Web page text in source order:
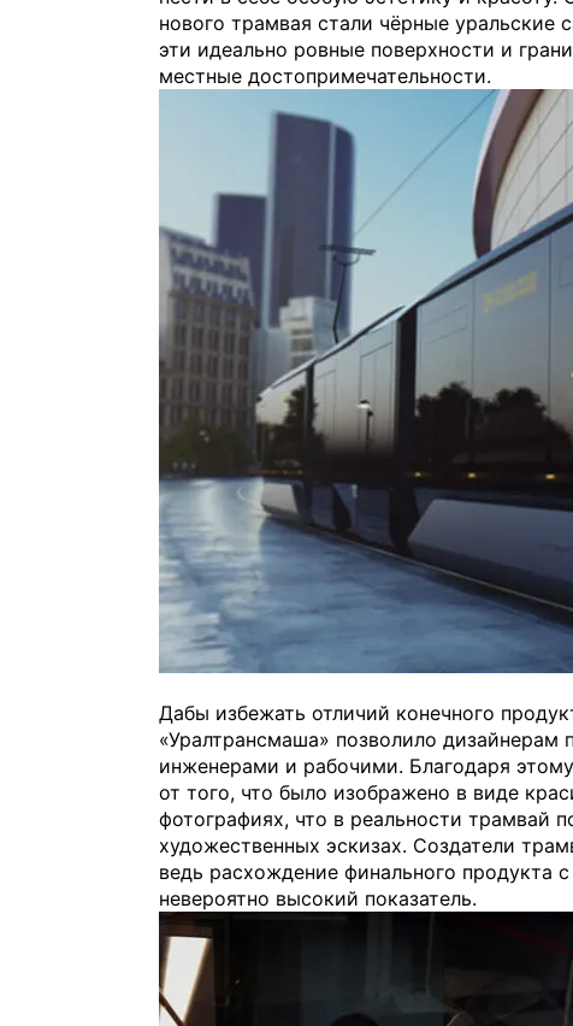
нового трамвая стали чёрные уральские
эти идеально ровные поверхности и
местные достопримечательности.
Дабы избежать отличий конечного
«Уралтрансмаша» позволило дизайнерам
инженерами и рабочими. Благодаря
от того, что было изображено в виде
фотографиях, что в реальности трамвай
художественных эскизах. Создатели
ведь расхождение финального продукта
невероятно высокий показатель.